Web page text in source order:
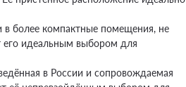
более компактные помещения, не
его идеальным выбором для
в России и сопровождаемая